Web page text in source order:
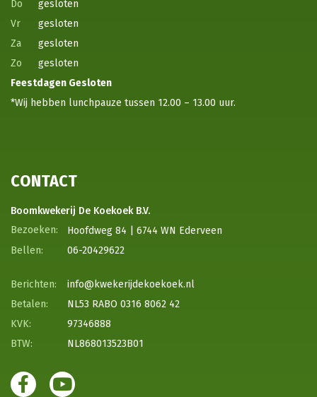
Do
gesloten
Vr
gesloten
Za
gesloten
Zo
gesloten
Feestdagen Gesloten
*Wij hebben lunchpauze tussen 12.00 – 13.00 uur.
CONTACT
Boomkwekerij De Koekoek B.V.
Hoofdweg 84 | 6744 WN Ederveen
06-20429622
info@kwekerijdekoekoek.nl
NL53 RABO 0316 8062 42
97346888
NL868013523B01